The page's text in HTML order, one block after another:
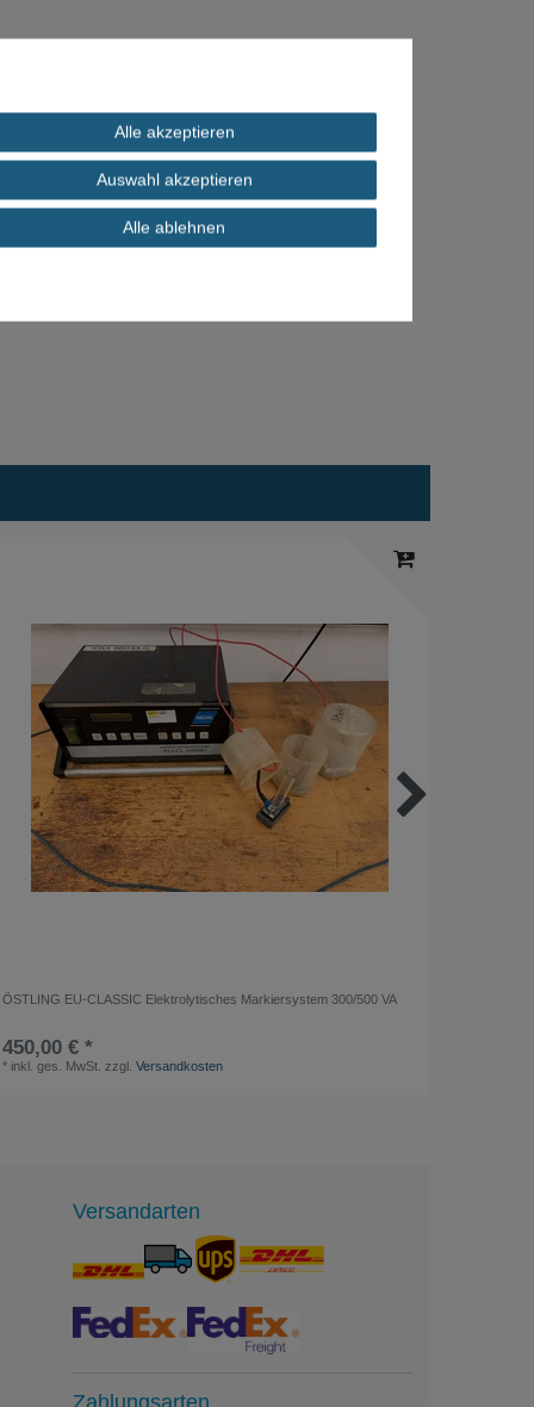
ÖSTLING EU-CLASSIC Elektrolytisches Markiersystem 300/500 VA
450,00 € *
* inkl. ges. MwSt. zzgl.Versandkosten
Versandarten
Zahlungsarten
Alle akzeptieren
Auswahl akzeptieren
Alle ablehnen